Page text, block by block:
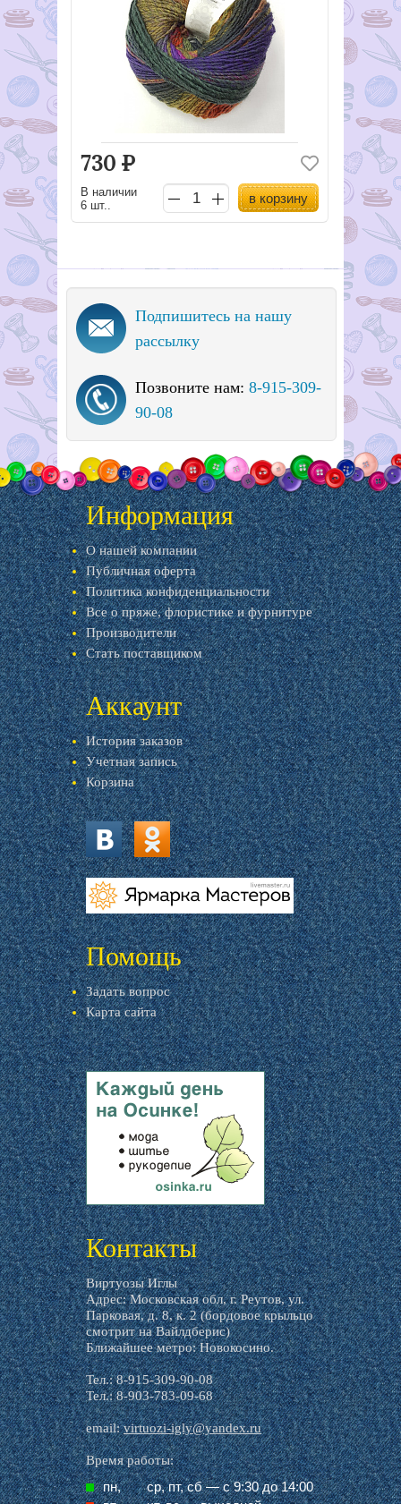
730 Р
В наличии
6 шт..
в корзину
Подпишитесь на нашу
рассылку
Позвоните нам: 8-915-309-
90-08
Информация
О нашей компании
Публичная оферта
Политика конфиденциальности
Все о пряже, флористике и фурнитуре
Производители
Стать поставщиком
Аккаунт
История заказов
Учетная запись
Корзина
vk.com ok.ru
livemaster.ru
Помощь
Задать вопрос
Карта сайта
livemaster.ru
Контакты
Виртуозы Иглы
Адрес: Московская обл, г. Реутов, ул.
Парковая, д. 8, к. 2 (бордовое крыльцо
смотрит на Вайлдберис)
Ближайшее метро: Новокосино.
Тел.: 8-915-309-90-08
Тел.: 8-903-783-09-68
email:virtuozi-igly@yandex.ru
Время работы:
пн,
ср, пт, cб — с 9:30 до 14:00